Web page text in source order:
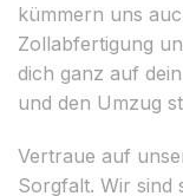
kümmern uns
Zollabfertigung
dich ganz auf
und den Umzug
Vertraue auf
Sorgfalt. Wir sind